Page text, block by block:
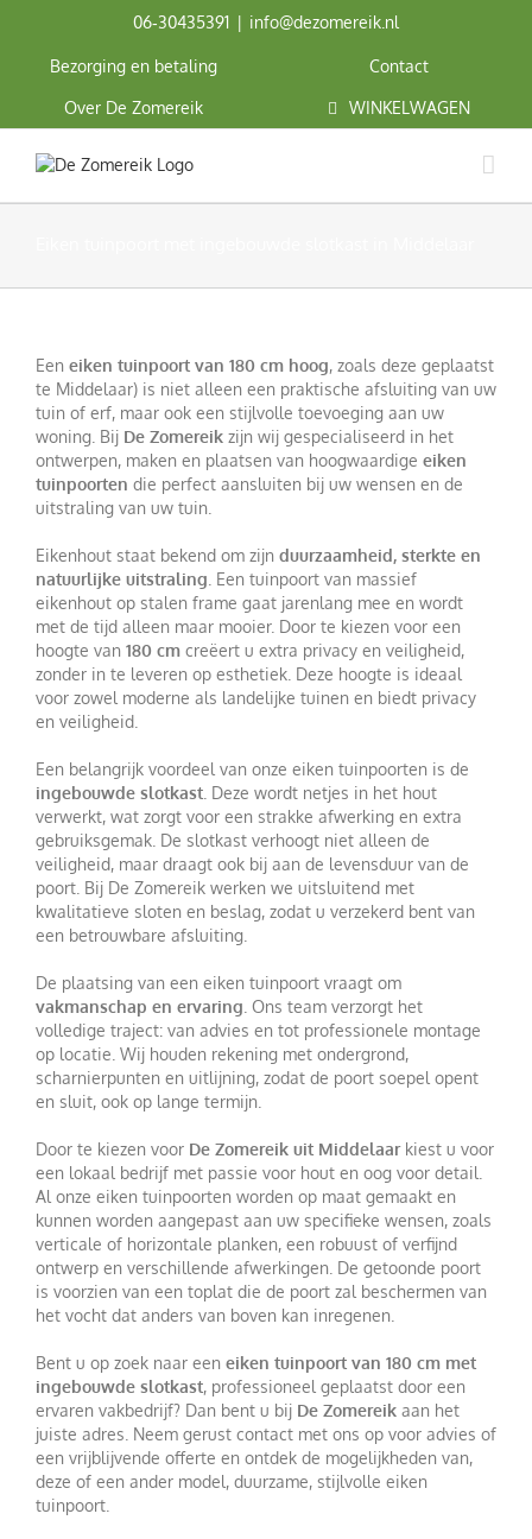
06‑30435391 | info@dezomereik.nl
Bezorging en betaling Contact
Over De Zomereik WINKELWAGEN
Een eiken tuinpoort van 180 cm hoog, zoals deze geplaatst
te Middelaar) is niet alleen een praktische afsluiting van uw
tuin of erf, maar ook een stijlvolle toevoeging aan uw
woning. Bij De Zomereikzijn wij gespecialiseerd in het
ontwerpen, maken en plaatsen van hoogwaardige eiken
tuinpoorten die perfect aansluiten bij uw wensen en de
uitstraling van uw tuin.
Eikenhout staat bekend om zijn duurzaamheid, sterkte en
natuurlijke uitstraling . Een tuinpoort van massief
eikenhout op stalen frame gaat jarenlang mee en wordt
met de tijd alleen maar mooier. Door te kiezen voor een
hoogte van 180 cmcreëert u extra privacy en veiligheid,
zonder in te leveren op esthetiek. Deze hoogte is ideaal
voor zowel moderne als landelijke tuinen en biedt privacy
en veiligheid.
Een belangrijk voordeel van onze eiken tuinpoorten is de
ingebouwde slotkast. Deze wordt netjes in het hout
verwerkt, wat zorgt voor een strakke afwerking en extra
gebruiksgemak. De slotkast verhoogt niet alleen de
veiligheid, maar draagt ook bij aan de levensduur van de
poort. Bij De Zomereik werken we uitsluitend met
kwalitatieve sloten en beslag, zodat u verzekerd bent van
een betrouwbare afsluiting.
De plaatsing van een eiken tuinpoort vraagt om
vakmanschap en ervaring . Ons team verzorgt het
volledige traject: van advies en tot professionele montage
op locatie. Wij houden rekening met ondergrond,
scharnierpunten en uitlijning, zodat de poort soepel opent
en sluit, ook op lange termijn.
Door te kiezen voor De Zomereik uit Middelaarkiest u voor
een lokaal bedrijf met passie voor hout en oog voor detail.
Al onze eiken tuinpoorten worden op maat gemaakt en
kunnen worden aangepast aan uw specifieke wensen, zoals
verticale of horizontale planken, een robuust of verfijnd
ontwerp en verschillende afwerkingen. De getoonde poort
is voorzien van een toplat die de poort zal beschermen van
het vocht dat anders van boven kan inregenen.
Bent u op zoek naar een eiken tuinpoort van 180 cm met
ingebouwde slotkast, professioneel geplaatst door een
ervaren vakbedrijf? Dan bent u bij De Zomereikaan het
juiste adres. Neem gerust contact met ons op voor advies of
een vrijblijvende offerte en ontdek de mogelijkheden van,
deze of een ander model, duurzame, stijlvolle eiken
tuinpoort.